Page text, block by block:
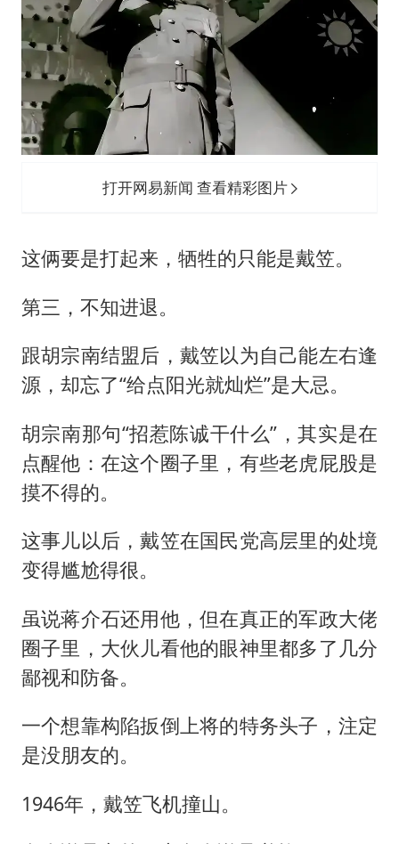
打开网易新闻 查看精彩图片
这俩要是打起来，牺牲的只能是戴笠。
第三，不知进退。
跟胡宗南结盟后，戴笠以为自己能左右逢
源，却忘了“给点阳光就灿烂”是大忌。
胡宗南那句“招惹陈诚干什么”，其实是在
点醒他：在这个圈子里，有些老虎屁股是
摸不得的。
这事儿以后，戴笠在国民党高层里的处境
变得尴尬得很。
虽说蒋介石还用他，但在真正的军政大佬
圈子里，大伙儿看他的眼神里都多了几分
鄙视和防备。
一个想靠构陷扳倒上将的特务头子，注定
是没朋友的。
1946年，戴笠飞机撞山。